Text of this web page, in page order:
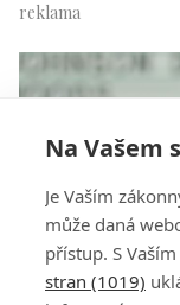
Na Vašem
Je Vaším
může daná
přístup. S
stran (1019)